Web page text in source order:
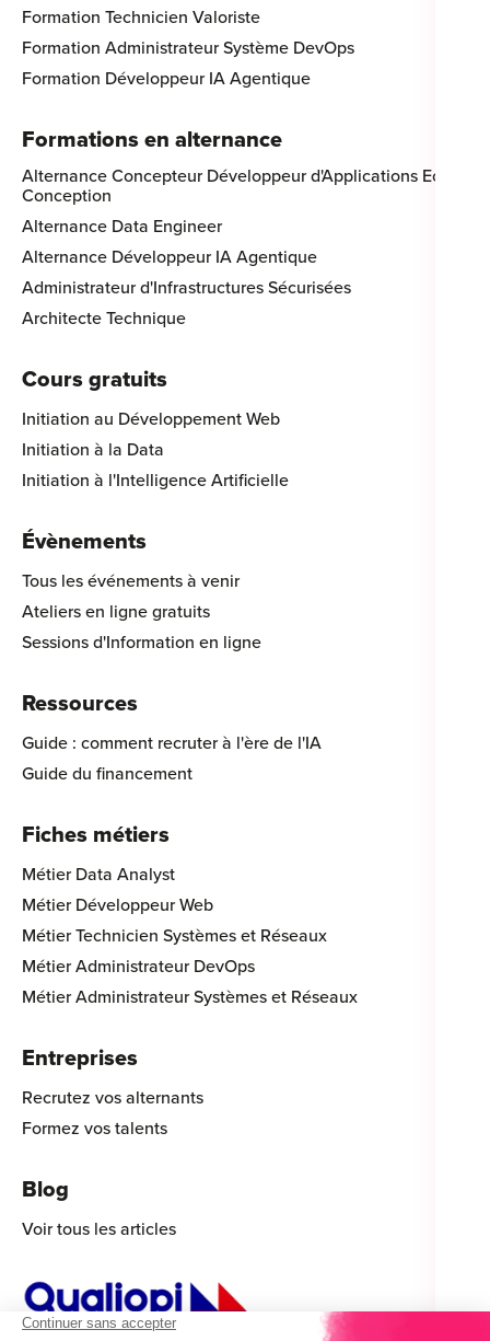
Formation Technicien Valoriste
Formation Administrateur Système DevOps
Formation Développeur IA Agentique
Formations en alternance
Alternance Concepteur Développeur d'Applications Eco-
Conception
Alternance Data Engineer
Alternance Développeur IA Agentique
Administrateur d'Infrastructures Sécurisées
Architecte Technique
Cours gratuits
Initiation au Développement Web
Initiation à la Data
Initiation à l'Intelligence Artificielle
Évènements
Tous les événements à venir
Ateliers en ligne gratuits
Sessions d'Information en ligne
Ressources
Guide : comment recruter à l'ère de l'IA
Guide du financement
Fiches métiers
Métier Data Analyst
Métier Développeur Web
Métier Technicien Systèmes et Réseaux
Métier Administrateur DevOps
Métier Administrateur Systèmes et Réseaux
Entreprises
Recrutez vos alternants
Formez vos talents
Blog
Voir tous les articles